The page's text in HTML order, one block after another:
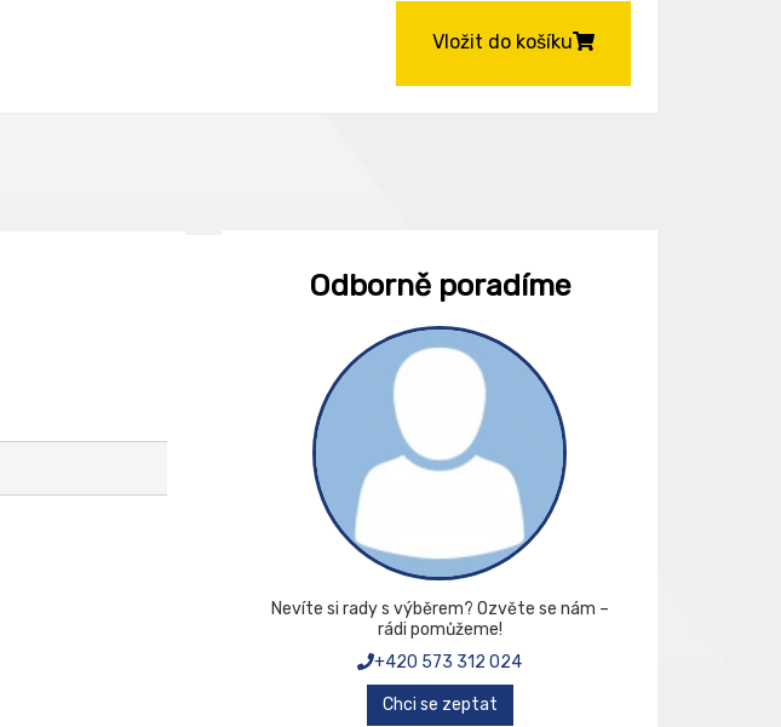
Vložit do košíku
Odborně poradíme
Nevíte si rady s výběrem? Ozvěte se nám –
rádi pomůžeme!
+420 573 312 024
Chci se zeptat